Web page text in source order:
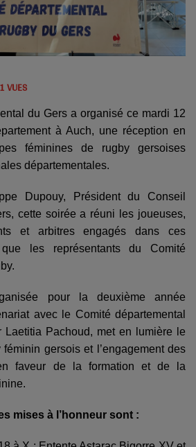
VUES
du Gers a organisé ce mardi 12
à Auch, une réception en
féminines de rugby gersoises
départementales.
Dupouy, Président du Conseil
cette soirée a réuni les joueuses,
et arbitres engagés dans ces
les représentants du Comité
pour la deuxième année
avec le Comité départemental
Laetitia Pachoud, met en lumière le
gersois et l’engagement des
faveur de la formation et de la
mises à l’honneur sont :